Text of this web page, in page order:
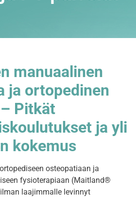
manuaalinen
ja ortopedinen
Pitkät
ja yli
kokemus
osteopatiaan ja
fysioterapiaan (Maitland®
laajimmalle levinnyt